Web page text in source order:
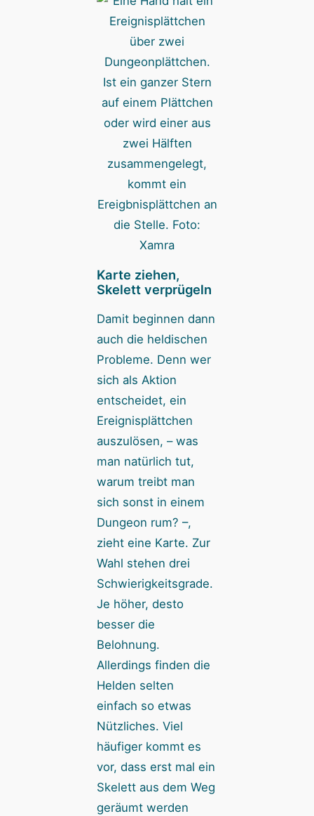
Ist ein ganzer Stern
auf einem Plättchen
oder wird einer aus
zwei Hälften
zusammengelegt,
kommt ein
Ereigbnisplättchen an
die Stelle. Foto:
Xamra
Karte ziehen,
Skelett verprügeln
Damit beginnen dann
auch die heldischen
Probleme. Denn wer
sich als Aktion
entscheidet, ein
Ereignisplättchen
auszulösen, – was
man natürlich tut,
warum treibt man
sich sonst in einem
Dungeon rum? –,
zieht eine Karte. Zur
Wahl stehen drei
Schwierigkeitsgrade.
Je höher, desto
besser die
Belohnung.
Allerdings finden die
Helden selten
einfach so etwas
Nützliches. Viel
häufiger kommt es
vor, dass erst mal ein
Skelett aus dem Weg
geräumt werden